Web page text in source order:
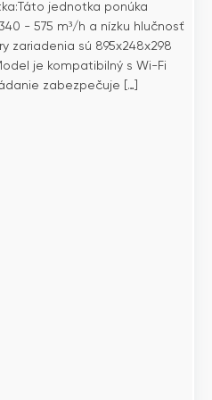
jednotka ponúka
- 575 m³/h a nízku hlučnosť
zariadenia sú 895x248x298
je kompatibilný s Wi-Fi
zabezpečuje […]